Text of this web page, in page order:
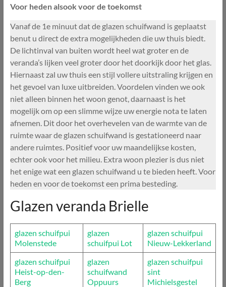
Voor heden alsook voor de toekomst
Vanaf de 1e minuut dat de glazen schuifwand is geplaatst
benut u direct de extra mogelijkheden die uw thuis biedt.
De lichtinval van buiten wordt heel wat groter en de
veranda’s lijken veel groter door het doorkijk door het glas.
Hiernaast zal uw thuis een stijl vollere uitstraling krijgen en
het gevoel van luxe uitbreiden. Voordelen vinden we ook
niet alleen binnen het woon genot, daarnaast is het
mogelijk om op een slimme wijze uw energie nota te laten
afnemen. Dit door het overhevelen van de warmte van de
ruimte waar de glazen schuifwand is gestationeerd naar
andere ruimtes. Positief voor uw maandelijkse kosten,
echter ook voor het milieu. Extra woon plezier is dus niet
het enige wat een glazen schuifwand u te bieden heeft. Voor
heden en voor de toekomst een prima besteding.
Glazen veranda Brielle
glazen schuifpui
Molenstede
glazen
schuifpui Lot
glazen schuifpui
Nieuw-Lekkerland
glazen schuifpui
Heist-op-den-
Berg
glazen
schuifwand
Oppuurs
glazen schuifpui
sint
Michielsgestel